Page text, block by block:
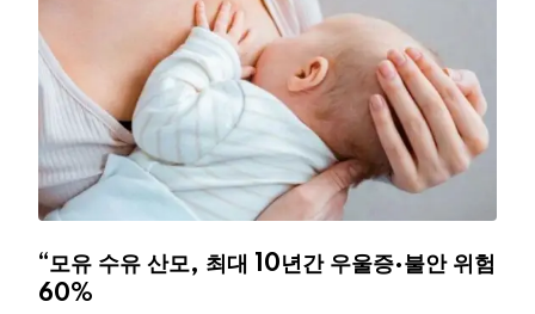
“모유 수유 산모, 최대 10년간 우울증·불안 위험
60%